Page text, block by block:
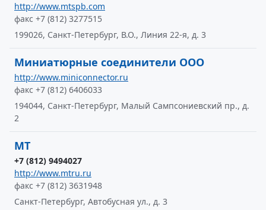
http://www.mtspb.com
факс +7 (812) 3277515
199026, Санкт-Петербург, В.О., Линия 22-я, д. 3
Миниатюрные соединители ООО
http://www.miniconnector.ru
факс +7 (812) 6406033
194044, Санкт-Петербург, Малый Сампсониевский пр., д.
2
МТ
+7 (812) 9494027
http://www.mtru.ru
факс +7 (812) 3631948
Санкт-Петербург, Автобусная ул., д. 3